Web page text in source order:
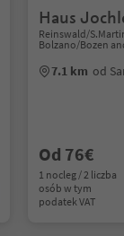
Haus
Reinswald/
Bolzano/Bozen
7.1 km od
Od 76€
1 nocleg / 2 liczba
osób w tym
podatek VAT